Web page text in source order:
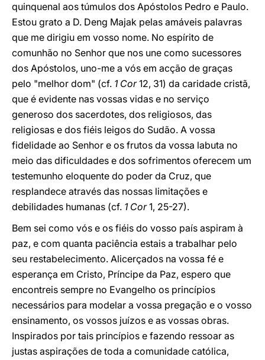
quinquenal aos túmulos dos Apóstolos Pedro e Paulo.
Estou grato a D. Deng Majak pelas amáveis palavras
que me dirigiu em vosso nome. No espírito de
comunhão no Senhor que nos une como sucessores
dos Apóstolos, uno-me a vós em acção de graças
pelo "melhor dom" (cf. 1 Cor12, 31) da caridade cristã,
que é evidente nas vossas vidas e no serviço
generoso dos sacerdotes, dos religiosos, das
religiosas e dos fiéis leigos do Sudão. A vossa
fidelidade ao Senhor e os frutos da vossa labuta no
meio das dificuldades e dos sofrimentos oferecem um
testemunho eloquente do poder da Cruz, que
resplandece através das nossas limitações e
debilidades humanas (cf. 1 Cor1, 25-27).
Bem sei como vós e os fiéis do vosso país aspiram à
paz, e com quanta paciência estais a trabalhar pelo
seu restabelecimento. Alicerçados na vossa fé e
esperança em Cristo, Príncipe da Paz, espero que
encontreis sempre no Evangelho os princípios
necessários para modelar a vossa pregação e o vosso
ensinamento, os vossos juízos e as vossas obras.
Inspirados por tais princípios e fazendo ressoar as
justas aspirações de toda a comunidade católica,